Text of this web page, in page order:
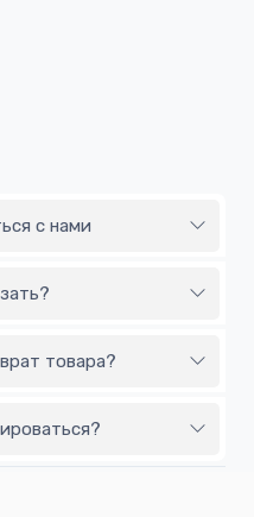
с нами
товара?